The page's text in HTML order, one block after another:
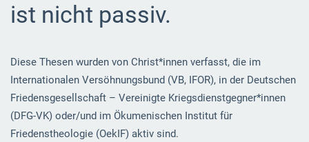
ist nicht passiv.
Diese Thesen wurden von Christ*innen verfasst, die im
Internationalen Versöhnungsbund (VB, IFOR), in der Deutschen
Friedensgesellschaft – Vereinigte Kriegsdienstgegner*innen
(DFG-VK) oder/und im Ökumenischen Institut für
Friedenstheologie (OekIF) aktiv sind.